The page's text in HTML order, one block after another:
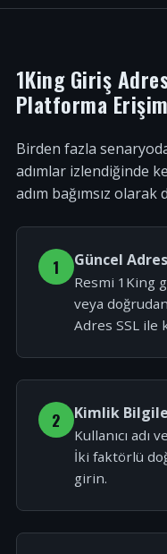
1King Giriş
Platforma Erişim
Birden fazla
adımlar izlendiğinde
adım bağımsız olarak
1 Güncel
Resmi 1King
veya
Adres SSL ile
2 Kimlik
Kullanıcı adı
İki faktörlü
girin.